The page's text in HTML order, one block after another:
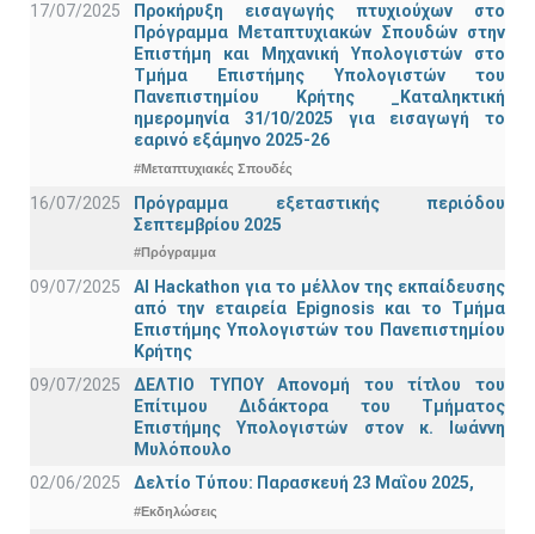
17/07/2025
Προκήρυξη εισαγωγής πτυχιούχων στo
Πρόγραμμα Μεταπτυχιακών Σπουδών στην
Επιστήμη και Μηχανική Υπολογιστών στο
Τμήμα Eπιστήμης Υπολογιστών του
Πανεπιστημίου Κρήτης _Καταληκτική
ημερομηνία 31/10/2025 για εισαγωγή το
εαρινό εξάμηνο 2025-26
#Μεταπτυχιακές Σπουδές
16/07/2025
Πρόγραμμα εξεταστικής περιόδου
Σεπτεμβρίου 2025
#Πρόγραμμα
09/07/2025
AI Hackathon για το μέλλον της εκπαίδευσης
από την εταιρεία Epignosis και το Τμήμα
Επιστήμης Υπολογιστών του Πανεπιστημίου
Κρήτης
09/07/2025
ΔΕΛΤΙΟ ΤΥΠΟΥ Απονομή του τίτλου του
Επίτιμου Διδάκτορα του Τμήματος
Επιστήμης Υπολογιστών στον κ. Ιωάννη
Μυλόπουλο
02/06/2025
Δελτίο Τύπου: Παρασκευή 23 Μαΐου 2025,
#Εκδηλώσεις